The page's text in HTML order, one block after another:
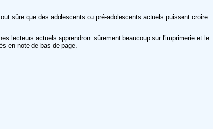
sûre que des adolescents ou pré-adolescents actuels puissent croire
lecteurs actuels apprendront sûrement beaucoup sur l'imprimerie et le
en note de bas de page.